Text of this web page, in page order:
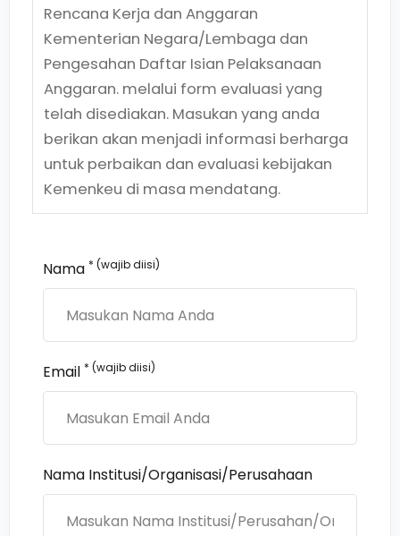
Rencana Kerja dan Anggaran
Kementerian Negara/Lembaga dan
Pengesahan Daftar Isian Pelaksanaan
Anggaran. melalui form evaluasi yang
telah disediakan. Masukan yang anda
berikan akan menjadi informasi berharga
untuk perbaikan dan evaluasi kebijakan
Kemenkeu di masa mendatang.
Nama * (wajib diisi)
Email * (wajib diisi)
Nama Institusi/Organisasi/Perusahaan